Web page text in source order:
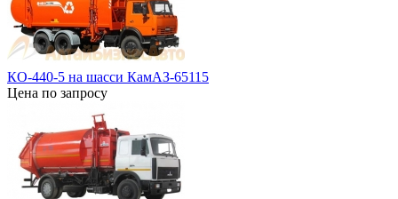
КО-440-5 на шасси КамАЗ-65115
Цена по запросу